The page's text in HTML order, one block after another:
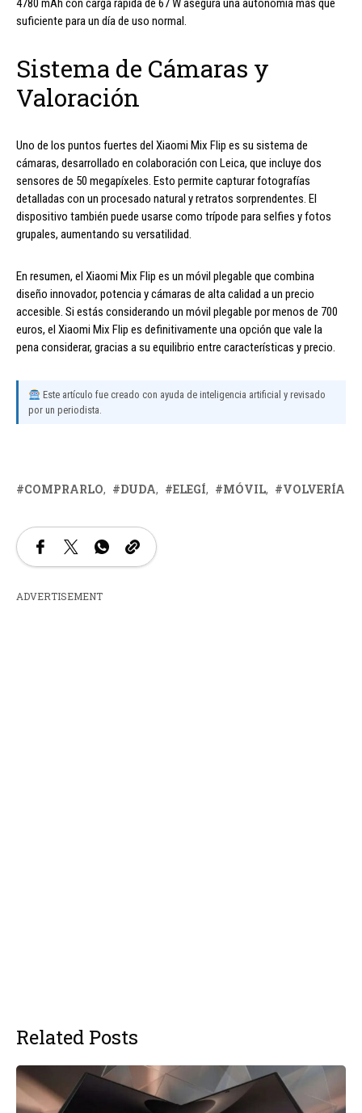
4780 mAh con carga rápida de 67 W asegura una autonomía más que
suficiente para un día de uso normal.
Sistema de Cámaras y
Valoración
Uno de los puntos fuertes del Xiaomi Mix Flip es su sistema de
cámaras, desarrollado en colaboración con Leica, que incluye dos
sensores de 50 megapíxeles. Esto permite capturar fotografías
detalladas con un procesado natural y retratos sorprendentes. El
dispositivo también puede usarse como trípode para selfies y fotos
grupales, aumentando su versatilidad.
En resumen, el Xiaomi Mix Flip es un móvil plegable que combina
diseño innovador, potencia y cámaras de alta calidad a un precio
accesible. Si estás considerando un móvil plegable por menos de 700
euros, el Xiaomi Mix Flip es definitivamente una opción que vale la
pena considerar, gracias a su equilibrio entre características y precio.
Este artículo fue creado con ayuda de inteligencia artificial y revisado
por un periodista.
COMPRARLO DUDA ELEGÍ MÓVIL VOLVERÍA
ADVERTISEMENT
Related Posts